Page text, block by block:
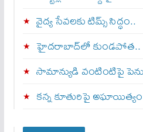
వైద్య సేవలకు టిమ్స్‌ సిద్ధం..
హైదరాబాద్‌లో కుండపోత..
సామాన్యుడి వంటింటిపై
కన్న కూతురిపై అఘాయిత్యం